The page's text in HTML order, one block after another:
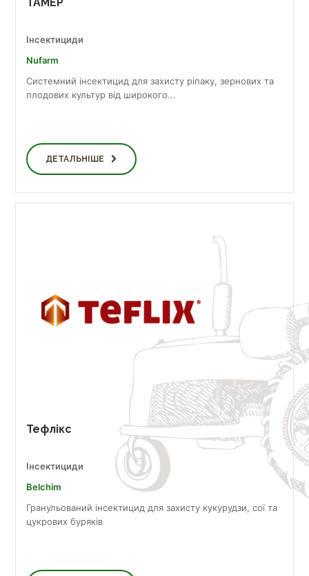
Інсектициди
Nufarm
Системний iнсектицид для захисту ріпаку, зернових та
плодових культур від широкого...
ДЕТАЛЬНІШЕ
Тефлікс
Інсектициди
Belchim
Гранульований інсектицид для захисту кукурудзи, сої та
цукрових буряків